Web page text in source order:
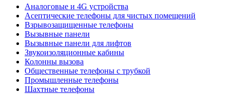
Аналоговые и 4G устройства
Асептические телефоны для чистых помещений
Взрывозащищенные телефоны
Вызывные панели
Вызывные панели для лифтов
Звукоизоляционные кабины
Колонны вызова
Общественные телефоны с трубкой
Промышленные телефоны
Шахтные телефоны